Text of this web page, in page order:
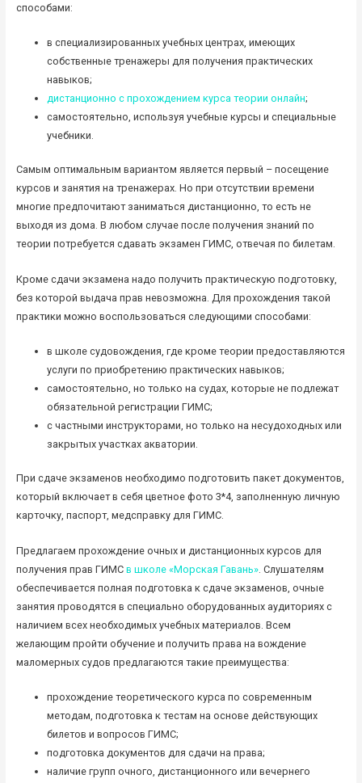
способами:
в специализированных учебных центрах, имеющих
собственные тренажеры для получения практических
навыков;
дистанционно с прохождением курса теории онлайн;
самостоятельно, используя учебные курсы и специальные
учебники.
Самым оптимальным вариантом является первый – посещение
курсов и занятия на тренажерах. Но при отсутствии времени
многие предпочитают заниматься дистанционно, то есть не
выходя из дома. В любом случае после получения знаний по
теории потребуется сдавать экзамен ГИМС, отвечая по билетам.
Кроме сдачи экзамена надо получить практическую подготовку,
без которой выдача прав невозможна. Для прохождения такой
практики можно воспользоваться следующими способами:
в школе судовождения, где кроме теории предоставляются
услуги по приобретению практических навыков;
самостоятельно, но только на судах, которые не подлежат
обязательной регистрации ГИМС;
с частными инструкторами, но только на несудоходных или
закрытых участках акватории.
При сдаче экзаменов необходимо подготовить пакет документов,
который включает в себя цветное фото 3*4, заполненную личную
карточку, паспорт, медсправку для ГИМС.
Предлагаем прохождение очных и дистанционных курсов для
получения прав ГИМС в школе «Морская Гавань». Слушателям
обеспечивается полная подготовка к сдаче экзаменов, очные
занятия проводятся в специально оборудованных аудиториях с
наличием всех необходимых учебных материалов. Всем
желающим пройти обучение и получить права на вождение
маломерных судов предлагаются такие преимущества:
прохождение теоретического курса по современным
методам, подготовка к тестам на основе действующих
билетов и вопросов ГИМС;
подготовка документов для сдачи на права;
наличие групп очного, дистанционного или вечернего